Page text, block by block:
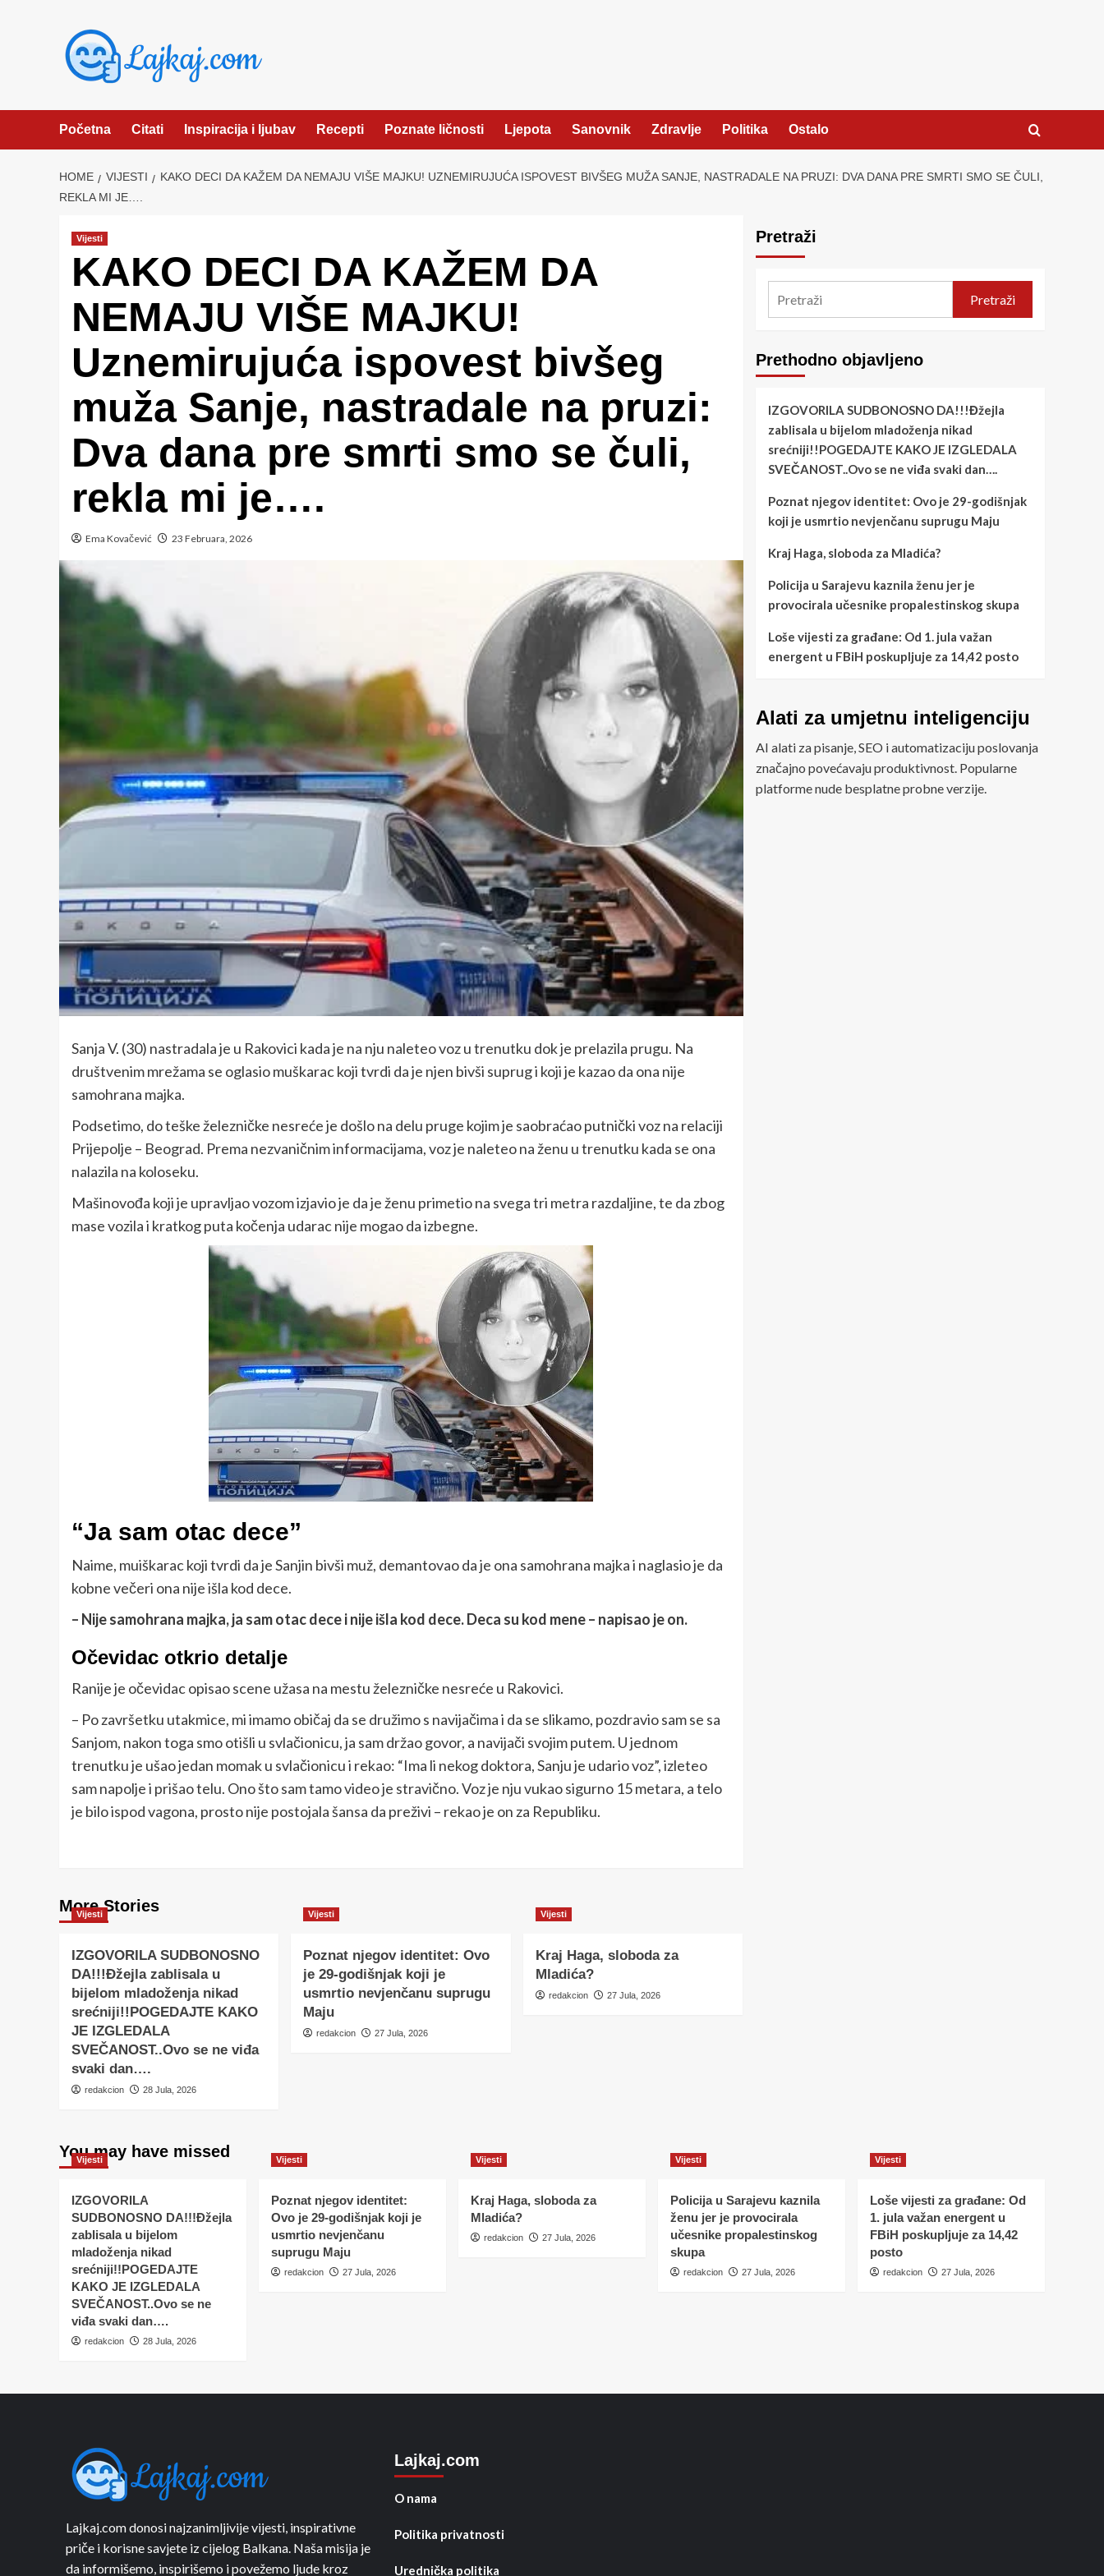
Početna Citati Inspiracija i ljubav Recepti Poznate ličnosti Ljepota Sanovnik Zdravlje Politika Ostalo
HOME VIJESTI
KAKO DECI DA KAŽEM DA NEMAJU VIŠE MAJKU! UZNEMIRUJUĆA ISPOVEST BIVŠEG MUŽA SANJE, NASTRADALE NA PRUZI: DVA DANA PRE SMRTI SMO SE ČULI,
REKLA MI JE….
Vijesti
KAKO DECI DA KAŽEM DA
NEMAJU VIŠE MAJKU!
Uznemirujuća ispovest bivšeg
muža Sanje, nastradale na pruzi:
Dva dana pre smrti smo se čuli,
rekla mi je….
Ema Kovačević 23 Februara, 2026
Sanja V. (30) nastradala je u Rakovici kada je na nju naleteo voz u trenutku dok je prelazila prugu. Na
društvenim mrežama se oglasio muškarac koji tvrdi da je njen bivši suprug i koji je kazao da ona nije
samohrana majka.
Podsetimo, do teške železničke nesreće je došlo na delu pruge kojim je saobraćao putnički voz na relaciji
Prijepolje – Beograd. Prema nezvaničnim informacijama, voz je naleteo na ženu u trenutku kada se ona
nalazila na koloseku.
Mašinovođa koji je upravljao vozom izjavio je da je ženu primetio na svega tri metra razdaljine, te da zbog
mase vozila i kratkog puta kočenja udarac nije mogao da izbegne.
“Ja sam otac dece”
Naime, muiškarac koji tvrdi da je Sanjin bivši muž, demantovao da je ona samohrana majka i naglasio je da
kobne večeri ona nije išla kod dece.
– Nije samohrana majka, ja sam otac dece i nije išla kod dece. Deca su kod mene – napisao je on.
Očevidac otkrio detalje
Ranije je očevidac opisao scene užasa na mestu železničke nesreće u Rakovici.
– Po završetku utakmice, mi imamo običaj da se družimo s navijačima i da se slikamo, pozdravio sam se sa
Sanjom, nakon toga smo otišli u svlačionicu, ja sam držao govor, a navijači svojim putem. U jednom
trenutku je ušao jedan momak u svlačionicu i rekao: “Ima li nekog doktora, Sanju je udario voz”, izleteo
sam napolje i prišao telu. Ono što sam tamo video je stravično. Voz je nju vukao sigurno 15 metara, a telo
je bilo ispod vagona, prosto nije postojala šansa da preživi – rekao je on za Republiku.
More Stories
Vijesti
IZGOVORILA SUDBONOSNO
DA!!!Đžejla zablisala u
bijelom mladoženja nikad
srećniji!!POGEDAJTE KAKO
JE IZGLEDALA
SVEČANOST..Ovo se ne viđa
svaki dan….
redakcion 28 Jula, 2026
Vijesti
Poznat njegov identitet: Ovo
je 29-godišnjak koji je
usmrtio nevjenčanu suprugu
Maju
redakcion 27 Jula, 2026
Vijesti
Kraj Haga, sloboda za
Mladića?
redakcion 27 Jula, 2026
Pretraži
Pretraži
Prethodno objavljeno
IZGOVORILA SUDBONOSNO DA!!!Đžejla
zablisala u bijelom mladoženja nikad
srećniji!!POGEDAJTE KAKO JE IZGLEDALA
SVEČANOST..Ovo se ne viđa svaki dan….
Poznat njegov identitet: Ovo je 29-godišnjak
koji je usmrtio nevjenčanu suprugu Maju
Kraj Haga, sloboda za Mladića?
Policija u Sarajevu kaznila ženu jer je
provocirala učesnike propalestinskog skupa
Loše vijesti za građane: Od 1. jula važan
energent u FBiH poskupljuje za 14,42 posto
Alati za umjetnu inteligenciju
AI alati za pisanje, SEO i automatizaciju poslovanja
značajno povećavaju produktivnost. Popularne
platforme nude besplatne probne verzije.
You may have missed
Vijesti
IZGOVORILA
SUDBONOSNO DA!!!Đžejla
zablisala u bijelom
mladoženja nikad
srećniji!!POGEDAJTE
KAKO JE IZGLEDALA
SVEČANOST..Ovo se ne
viđa svaki dan….
redakcion 28 Jula, 2026
Vijesti
Poznat njegov identitet:
Ovo je 29-godišnjak koji je
usmrtio nevjenčanu
suprugu Maju
redakcion 27 Jula, 2026
Vijesti
Kraj Haga, sloboda za
Mladića?
redakcion 27 Jula, 2026
Vijesti
Policija u Sarajevu kaznila
ženu jer je provocirala
učesnike propalestinskog
skupa
redakcion 27 Jula, 2026
Vijesti
Loše vijesti za građane: Od
1. jula važan energent u
FBiH poskupljuje za 14,42
posto
redakcion 27 Jula, 2026
Lajkaj.com donosi najzanimljivije vijesti, inspirativne
priče i korisne savjete iz cijelog Balkana. Naša misija je
da informišemo, inspirišemo i povežemo ljude kroz
Lajkaj.com
O nama
Politika privatnosti
Urednička politika